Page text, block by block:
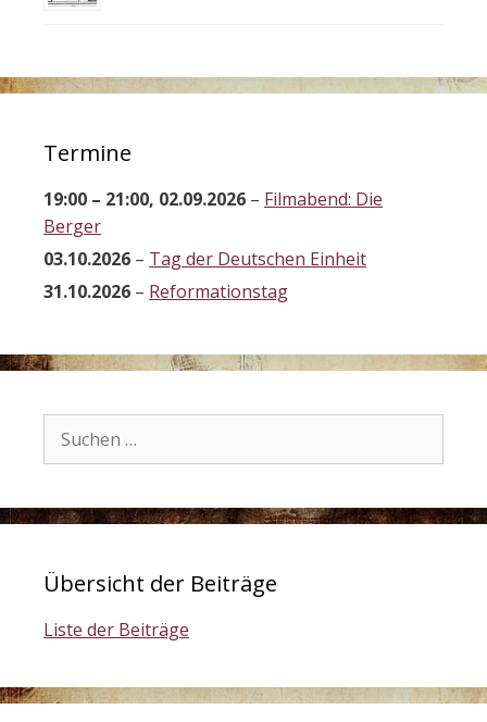
Termine
19:00 – 21:00, 02.09.2026 – Filmabend: Die
Berger
03.10.2026 – Tag der Deutschen Einheit
31.10.2026 – Reformationstag
nach:
Übersicht der Beiträge
Liste der Beiträge